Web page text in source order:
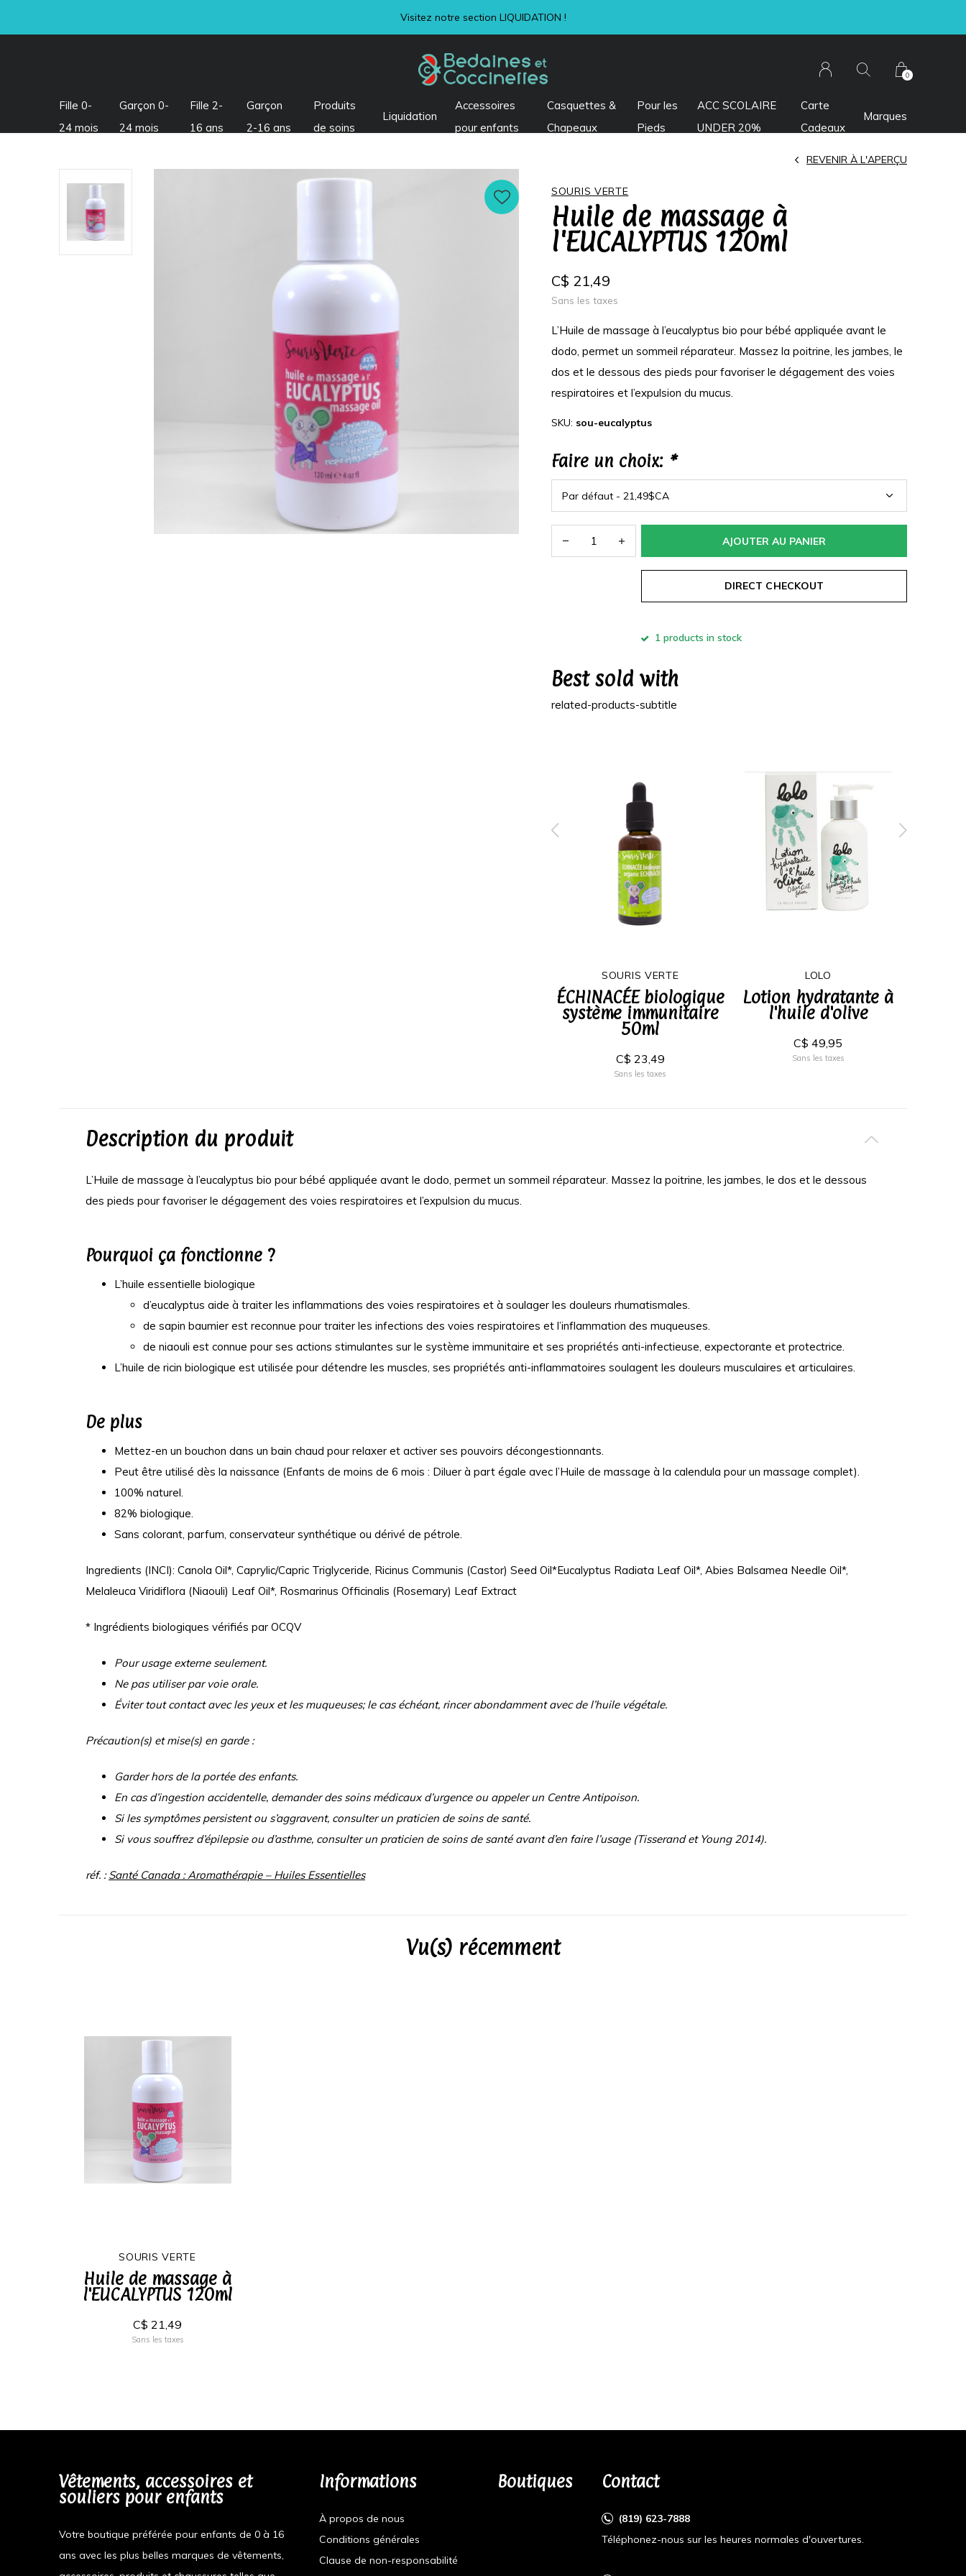
Fille 0-
24 mois
Garçon 0-
24 mois
Fille 2-
16 ans
Garçon
2-16 ans
Produits
de soins
Liquidation
Accessoires
pour enfants
Casquettes &
Chapeaux
Pour les
Pieds
ACC SCOLAIRE
UNDER 20%
Carte
Cadeaux
Marques
0
Visitez notre section LIQUIDATION !
SOURIS VERTE
Huile de massage à
l'EUCALYPTUS 120ml
REVENIR À L'APERÇU
C$ 21,49
Sans les taxes
L’Huile de massage à l’eucalyptus bio pour bébé appliquée avant le
dodo, permet un sommeil réparateur. Massez la poitrine, les jambes, le
dos et le dessous des pieds pour favoriser le dégagement des voies
respiratoires et l’expulsion du mucus.
SKU: sou-eucalyptus
Faire un choix: *
AJOUTER AU PANIER
DIRECT CHECKOUT
1 products in stock
Best sold with
related-products-subtitle
SOURIS VERTE
ÉCHINACÉE biologique
système immunitaire
50ml
C$ 23,49
Sans les taxes
LOLO
Lotion hydratante à
l'huile d'olive
C$ 49,95
Sans les taxes
Description du produit
L’Huile de massage à l’eucalyptus bio pour bébé appliquée avant le dodo, permet un sommeil réparateur. Massez la poitrine, les jambes, le dos et le dessous
des pieds pour favoriser le dégagement des voies respiratoires et l’expulsion du mucus.
Pourquoi ça fonctionne ?
L’huile essentielle biologique
d’eucalyptus aide à traiter les inflammations des voies respiratoires et à soulager les douleurs rhumatismales.
de sapin baumier est reconnue pour traiter les infections des voies respiratoires et l’inflammation des muqueuses.
de niaouli est connue pour ses actions stimulantes sur le système immunitaire et ses propriétés anti-infectieuse, expectorante et protectrice.
L’huile de ricin biologique est utilisée pour détendre les muscles, ses propriétés anti-inflammatoires soulagent les douleurs musculaires et articulaires.
De plus
Mettez-en un bouchon dans un bain chaud pour relaxer et activer ses pouvoirs décongestionnants.
Peut être utilisé dès la naissance (Enfants de moins de 6 mois : Diluer à part égale avec l’Huile de massage à la calendula pour un massage complet).
100% naturel.
82% biologique.
Sans colorant, parfum, conservateur synthétique ou dérivé de pétrole.
Ingredients (INCI): Canola Oil*, Caprylic/Capric Triglyceride, Ricinus Communis (Castor) Seed Oil*Eucalyptus Radiata Leaf Oil*, Abies Balsamea Needle Oil*,
Melaleuca Viridiflora (Niaouli) Leaf Oil*, Rosmarinus Officinalis (Rosemary) Leaf Extract
* Ingrédients biologiques vérifiés par OCQV
Pour usage externe seulement.
Ne pas utiliser par voie orale.
Éviter tout contact avec les yeux et les muqueuses; le cas échéant, rincer abondamment avec de l’huile végétale.
Précaution(s) et mise(s) en garde :
Garder hors de la portée des enfants.
En cas d’ingestion accidentelle, demander des soins médicaux d’urgence ou appeler un Centre Antipoison.
Si les symptômes persistent ou s’aggravent, consulter un praticien de soins de santé.
Si vous souffrez d’épilepsie ou d’asthme, consulter un praticien de soins de santé avant d’en faire l’usage (Tisserand et Young 2014).
réf. :Santé Canada : Aromathérapie – Huiles Essentielles
Vu(s) récemment
SOURIS VERTE
Huile de massage à
l'EUCALYPTUS 120ml
C$ 21,49
Sans les taxes
Vêtements, accessoires et
souliers pour enfants
Votre boutique préférée pour enfants de 0 à 16
ans avec les plus belles marques de vêtements,
Informations
À propos de nous
Conditions générales
Clause de non-responsabilité
Boutiques Contact
(819) 623-7888
Téléphonez-nous sur les heures normales d'ouvertures.